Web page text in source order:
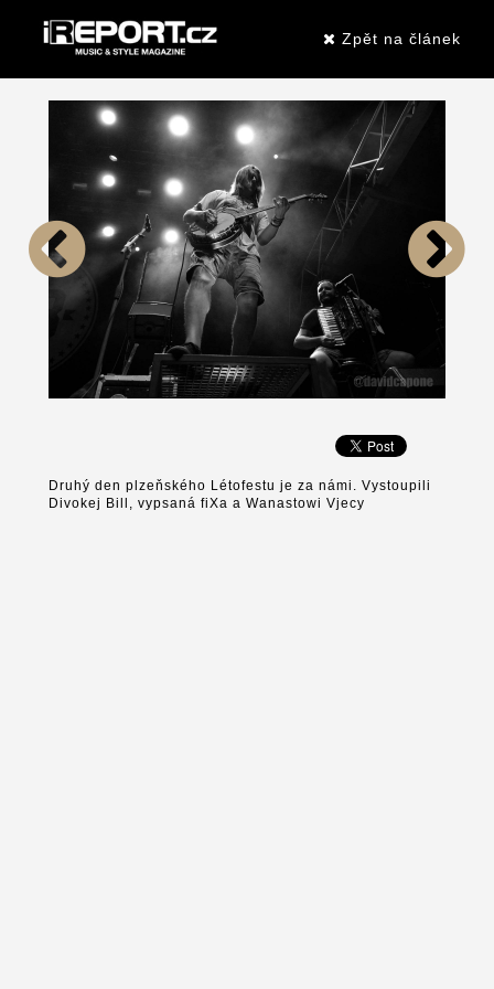
Zpět na článek
Druhý den plzeňského Létofestu je za námi. Vystoupili
Divokej Bill, vypsaná fiXa a Wanastowi Vjecy